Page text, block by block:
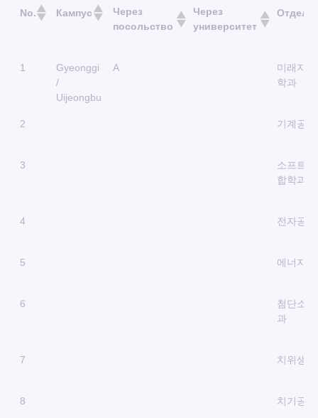
No. Кампус
Через
посольство
Через
университет
No. Кампус
Через
1
Gyeonggi
/
Uijeongbu
A
미래자
학과
2 기계공
3
소프트
합학과
4 전자공
5 에너지
6
첨단소
과
7 치위생
8 치기공